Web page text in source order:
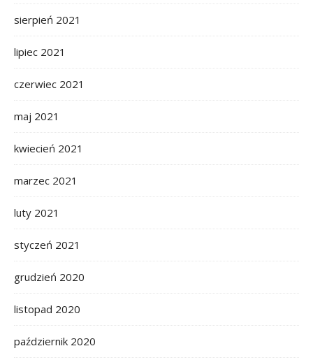
sierpień 2021
lipiec 2021
czerwiec 2021
maj 2021
kwiecień 2021
marzec 2021
luty 2021
styczeń 2021
grudzień 2020
listopad 2020
październik 2020